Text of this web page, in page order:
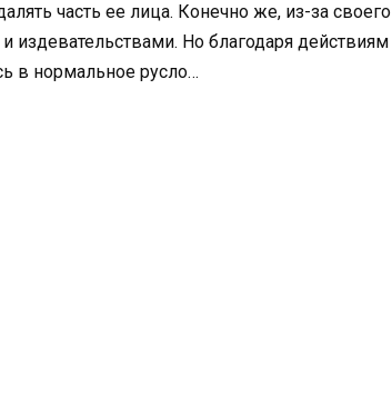
часть ее лица. Конечно же, из-за своего
издевательствами. Но благодаря действиям
в нормальное русло…